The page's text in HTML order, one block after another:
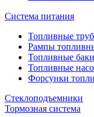
Система питания
Топливные
Рампы
Топливные баки
Топливные
Форсунки
Стеклоподъемники
Тормозная система